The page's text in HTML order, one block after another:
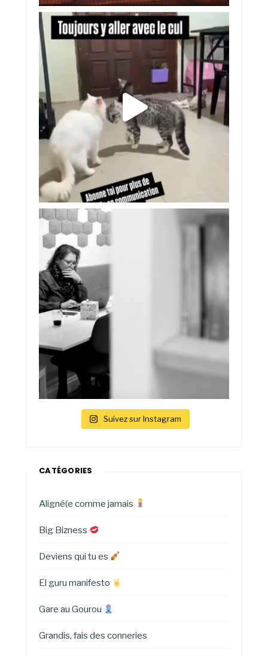
Suivez sur Instagram
CATÉGORIES
Aligné(e comme jamais
Big Bizness
Deviens qui tu es
El guru manifesto
Gare au Gourou
Grandis, fais des conneries